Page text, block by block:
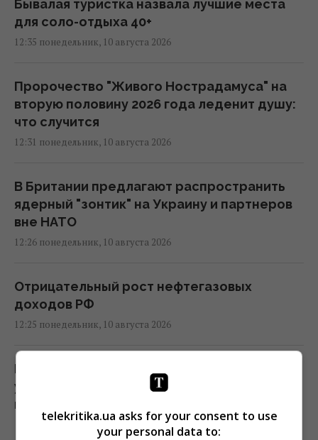
Бывалая туристка назвала лучшие места
для соло-отдыха 40+
12:35 понедельник, 10 августа 2026
Пророчество "Живого Нострадамуса" на
вторую половину 2026 года леденит душу:
что случится
12:31 понедельник, 10 августа 2026
В Британии предлагают распространить
ядерный "зонтик" на Украину и партнеров
вне НАТО
12:26 понедельник, 10 августа 2026
Отрицательный рост нефтегазовых
доходов РФ
12:25 понедельник, 10 августа 2026
РФ атакует украинские порты
улучшенными "Геранями": Forbes обяснил
их опасность
12:17 понедельник, 10 августа 2026
telekritika.ua asks for your consent to use
your personal data to: